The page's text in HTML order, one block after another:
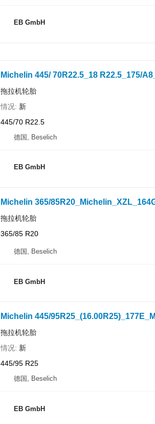
EB GmbH
Michelin 445/ 70R22.5_18 R22.5_175/
拖拉机轮胎
情况 新
445/70 R22.5
德国, Beselich
EB GmbH
Michelin 365/
拖拉机轮胎
365/85 R20
德国, Beselich
EB GmbH
Michelin 445/
拖拉机轮胎
情况 新
445/95 R25
德国, Beselich
EB GmbH